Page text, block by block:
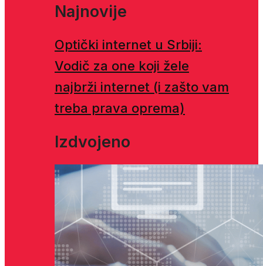
Najnovije
Optički internet u Srbiji:
Vodič za one koji žele
najbrži internet (i zašto vam
treba prava oprema)
Izdvojeno